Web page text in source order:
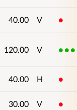
40.00 V 1
120.00 V 5
40.00 H 1
30.00 V 1